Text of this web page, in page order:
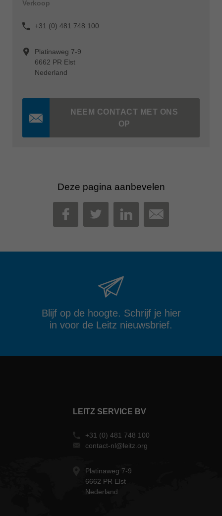
Verkoop
+31 (0) 481 748 100
Platinaweg 7-9
6662 PR Elst
Nederland
NEEM CONTACT MET ONS
OP
Deze pagina aanbevelen
FACEBOOK
TWITTERLINKEDIN
MAIL
Blijf op de hoogte. Schrijf je hier
in voor de Leitz nieuwsbrief.
LEITZ SERVICE BV
+31 (0) 481 748 100
contact-nl@leitz.org
Platinaweg 7-9
6662 PR Elst
Nederland